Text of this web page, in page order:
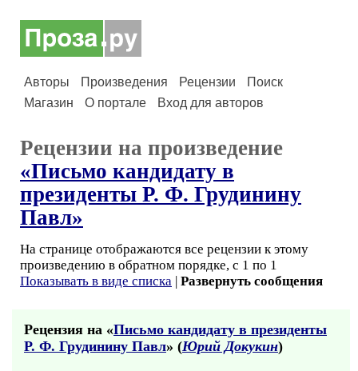
Авторы Произведения Рецензии
Поиск
Магазин
О портале Вход для авторов
Рецензии на произведение
«Письмо кандидату в
президенты Р. Ф. Грудинину
Павл»
На странице отображаются все рецензии к этому
произведению в обратном порядке, с 1 по 1
Показывать в виде списка | Развернуть сообщения
Рецензия на «Письмо кандидату в президенты
Р. Ф. Грудинину Павл» (Юрий Докукин)